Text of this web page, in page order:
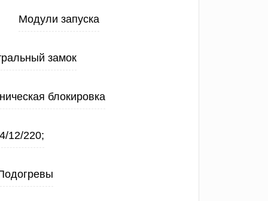
Модули запуска
замок
блокировка
12/220;